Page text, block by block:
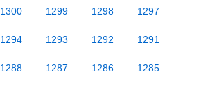
1300 1299 1298 1297
1294 1293 1292 1291
1288 1287 1286 1285